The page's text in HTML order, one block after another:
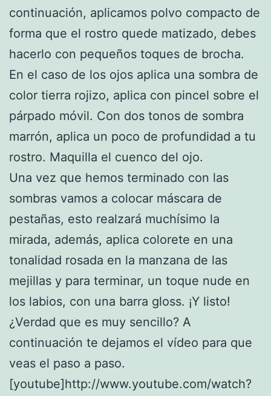
continuación, aplicamos polvo compacto de
forma que el rostro quede matizado, debes
hacerlo con pequeños toques de brocha.
En el caso de los ojos aplica una sombra de
color tierra rojizo, aplica con pincel sobre el
párpado móvil. Con dos tonos de sombra
marrón, aplica un poco de profundidad a tu
rostro. Maquilla el cuenco del ojo.
Una vez que hemos terminado con las
sombras vamos a colocar máscara de
pestañas, esto realzará muchísimo la
mirada, además, aplica colorete en una
tonalidad rosada en la manzana de las
mejillas y para terminar, un toque nude en
los labios, con una barra gloss. ¡Y listo!
¿Verdad que es muy sencillo? A
continuación te dejamos el vídeo para que
veas el paso a paso.
[youtube]http://www.youtube.com/watch?